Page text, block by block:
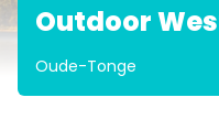
Outdoor
Oude-Tonge